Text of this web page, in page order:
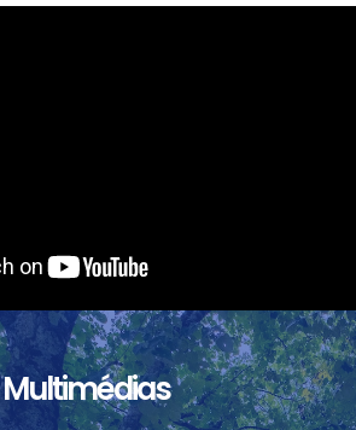
Multimédias